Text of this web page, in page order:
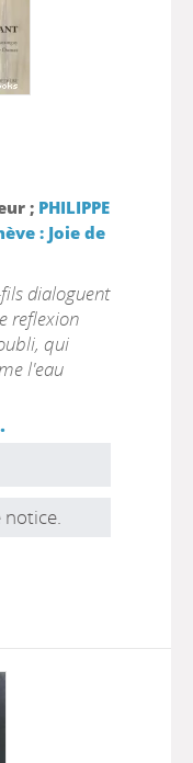
; PHILIPPE
: Joie de
dialoguent
reflexion
qui
l'eau
notice.